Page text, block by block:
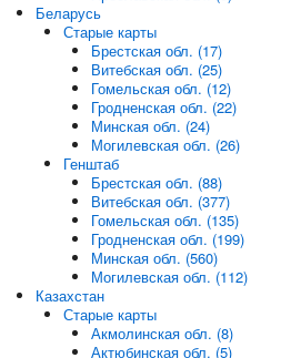
Беларусь
Старые карты
Брестская обл. (17)
Витебская обл. (25)
Гомельская обл. (12)
Гродненская обл. (22)
Минская обл. (24)
Могилевская обл. (26)
Генштаб
Брестская обл. (88)
Витебская обл. (377)
Гомельская обл. (135)
Гродненская обл. (199)
Минская обл. (560)
Могилевская обл. (112)
Казахстан
Старые карты
Акмолинская обл. (8)
Актюбинская обл. (5)